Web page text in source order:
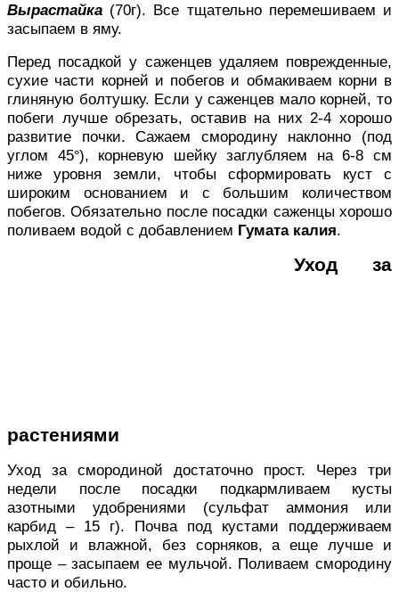
Вырастайка (70г). Все тщательно перемешиваем и
засыпаем в яму.
Перед посадкой у саженцев удаляем поврежденные,
сухие части корней и побегов и обмакиваем корни в
глиняную болтушку. Если у саженцев мало корней, то
побеги лучше обрезать, оставив на них 2-4 хорошо
развитие почки. Сажаем смородину наклонно (под
углом 45°), корневую шейку заглубляем на 6-8 см
ниже уровня земли, чтобы сформировать куст с
широким основанием и с большим количеством
побегов. Обязательно после посадки саженцы хорошо
поливаем водой с добавлением Гумата калия.
Уход за
растениями
Уход за смородиной достаточно прост. Через три
недели после посадки подкармливаем кусты
азотными удобрениями (сульфат аммония или
карбид – 15 г). Почва под кустами поддерживаем
рыхлой и влажной, без сорняков, а еще лучше и
проще – засыпаем ее мульчой. Поливаем смородину
часто и обильно.